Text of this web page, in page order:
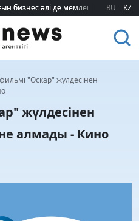
бизнес әлі де мемлекеттік
бизнес әлі де мемлекеттікRU KZ
"Оскар" жүлдесінен
жүлдесінен
алмады - Кино